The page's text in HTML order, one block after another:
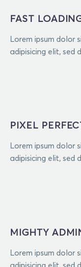
FAST
Lorem ipsum dolor
adipisicing elit, sed
PIXEL
Lorem ipsum dolor
adipisicing elit, sed
MIGHTY
Lorem ipsum dolor
adipisicing elit, sed